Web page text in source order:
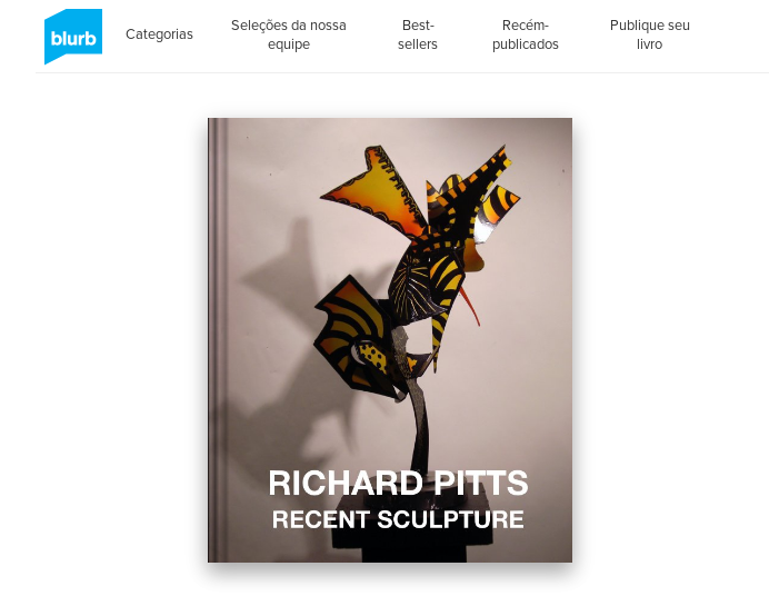
Categorias
Seleções da nossa
equipe
Best-
sellers
Recém-
publicados
Publique seu
livro